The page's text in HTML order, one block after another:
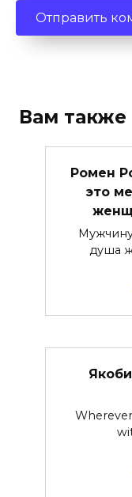
Вам также
Ромен
это
душа